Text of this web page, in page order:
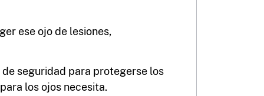
ese ojo de lesiones,
seguridad para protegerse los
los ojos necesita.